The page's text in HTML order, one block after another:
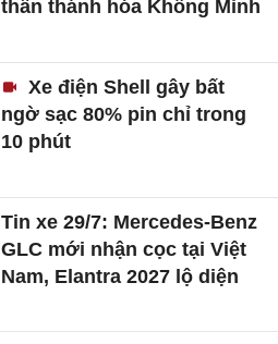
thần thánh hóa Khổng Minh
Xe điện Shell gây bất
ngờ sạc 80% pin chỉ trong
10 phút
Tin xe 29/7: Mercedes-Benz
GLC mới nhận cọc tại Việt
Nam, Elantra 2027 lộ diện